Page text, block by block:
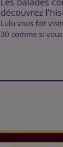
découvrez
Lulu vous fait
30 comme si